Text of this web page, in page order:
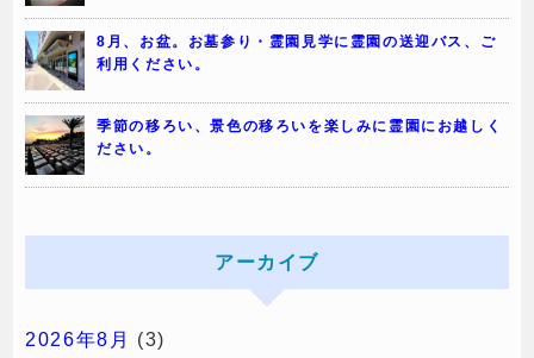
8月、お盆。お墓参り・霊園見学に霊園の送迎バス、ご
利用ください。
季節の移ろい、景色の移ろいを楽しみに霊園にお越しく
ださい。
アーカイブ
2026年8月 (3)